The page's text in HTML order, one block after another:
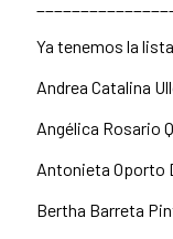
Ya tenemos la
Andrea Catalina
Angélica Rosario
Antonieta Oporto
Bertha Barreta